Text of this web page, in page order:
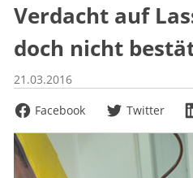
Verdacht auf
doch nicht
21.03.2016
Facebook
Twitter